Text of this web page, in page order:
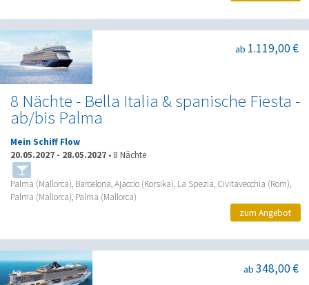
8 Nächte - Bella Italia & spanische Fiesta -
ab/bis Palma
ab 1.119,00 €
Mein Schiff Flow
20.05.2027 - 28.05.2027 • 8 Nächte
Palma (Mallorca), Barcelona, Ajaccio (Korsika), La Spezia, Civitavecchia (Rom),
Palma (Mallorca), Palma (Mallorca)
zum Angebot
ab 348,00 €